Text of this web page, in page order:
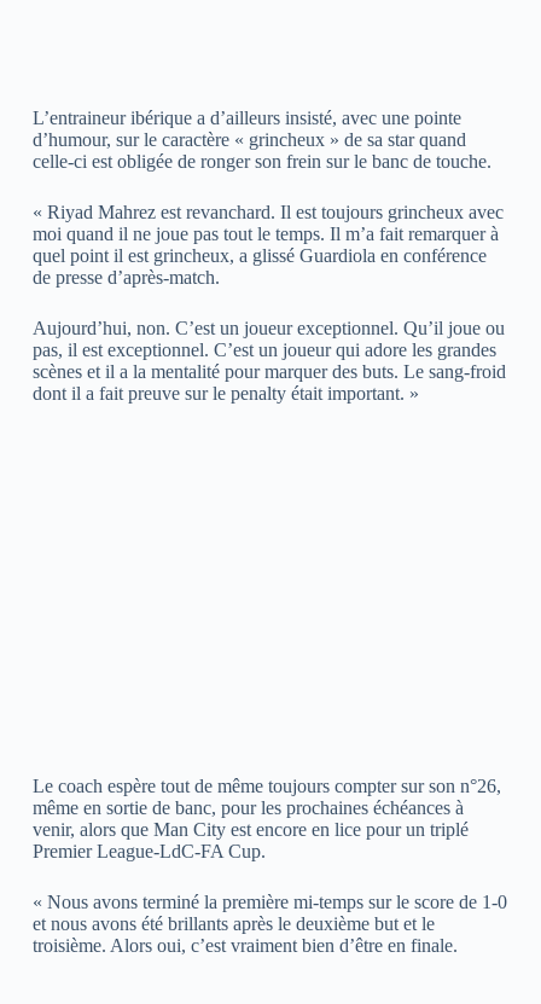
L’entraineur ibérique a d’ailleurs insisté, avec une pointe
d’humour, sur le caractère « grincheux » de sa star quand
celle-ci est obligée de ronger son frein sur le banc de touche.
« Riyad Mahrez est revanchard. Il est toujours grincheux avec
moi quand il ne joue pas tout le temps. Il m’a fait remarquer à
quel point il est grincheux, a glissé Guardiola en conférence
de presse d’après-match.
Aujourd’hui, non. C’est un joueur exceptionnel. Qu’il joue ou
pas, il est exceptionnel. C’est un joueur qui adore les grandes
scènes et il a la mentalité pour marquer des buts. Le sang-froid
dont il a fait preuve sur le penalty était important. »
Le coach espère tout de même toujours compter sur son n°26,
même en sortie de banc, pour les prochaines échéances à
venir, alors que Man City est encore en lice pour un triplé
Premier League-LdC-FA Cup.
« Nous avons terminé la première mi-temps sur le score de 1-0
et nous avons été brillants après le deuxième but et le
troisième. Alors oui, c’est vraiment bien d’être en finale.